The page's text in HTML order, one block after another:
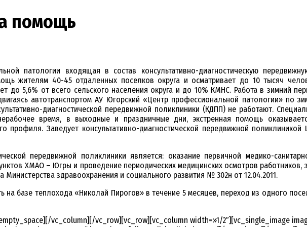
помощь
патологии входящая в состав консультативно-диагностическую
жителям 40-45 отдаленных поселков округа и осматривает до 10 тысяч
5,6% от всего сельского населения округа и до 10% КМНС. Работа в зимний
автотранспортом АУ Югорский «Центр профессиональной патологии» по
диагностической передвижной поликлиники (КДПП) не работают.
время, в выходные и праздничные дни, экстренная помощь
профиля. Заведует консультативно-диагностической передвижной
передвижной поликлиники является: оказание первичной медико-
ХМАО – Югры и проведение периодических медицинских осмотров работников,
здравоохранения и социального развития № 302н от 12.04.2011.
базе теплохода «Николай Пирогов» в течение 5 месяцев, переход из одного
vc_column][/vc_row][vc_row][vc_column width=»1/2″][vc_single_image